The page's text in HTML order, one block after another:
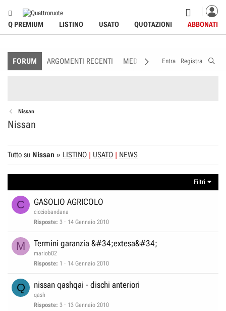
Q PREMIUM LISTINO USATO QUOTAZIONI ABBONATI
FORUM ARGOMENTI RECENTI MEDIA MEMBRI
Entra Registra
Nissan
Nissan
Tutto su Nissan » LISTINO USATO NEWS
Filtri
C GASOLIO AGRICOLO
cicciobandana
Risposte 3 14 Gennaio 2010
M Termini garanzia &#34;extesa&#34;
mariob02
Risposte 1 14 Gennaio 2010
Q nissan qashqai - dischi anteriori
qash
Risposte 3 13 Gennaio 2010